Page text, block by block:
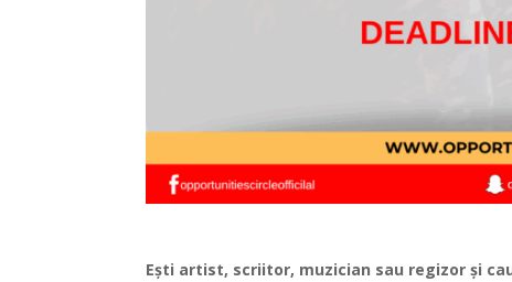
Ești artist, scriitor, muzician sau regizor și